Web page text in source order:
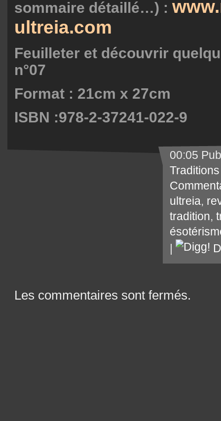
sommaire détaillé…) :
ultreia.com
Feuilleter et découvrir
n°07
Format : 21cm x 27cm
ISBN :978-2-37241-022-9
00:05
Traditions
ultreia,
tradition,
|
Les commentaires sont fermés.